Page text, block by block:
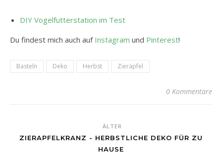
DIY Vogelfutterstation im Test
Du findest mich auch auf Instagram und Pinterest!
Basteln Deko Herbst Zieräpfel
0 Kommentare
ÄLTER
ZIERAPFELKRANZ - HERBSTLICHE DEKO FÜR ZU
HAUSE